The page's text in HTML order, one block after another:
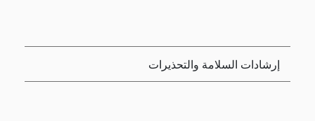
إرشادات السلامة والتحذيرات